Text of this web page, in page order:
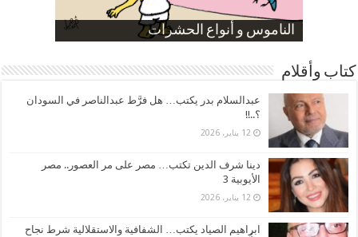
الناموس و أنواع الحشرات
الموظفين بعد ارتفاع الأسعار
ارتفاع نسبة الطلاق في مصر
صورة كاركاتيرية
صورة كاركاتيرية
كتاب وأقلام
عبدالسلام بدر يكتب… هل فرَّط عبدالناصر في السودان
؟..!!
12 يناير، 2026
دينا شرف الدين تكتب… مصر على مر العصور.. مصر
الأيوبية 3
12 يناير، 2026
ابراهيم الصياد يكتب… الشفافية والاستقلالية شرط نجاح